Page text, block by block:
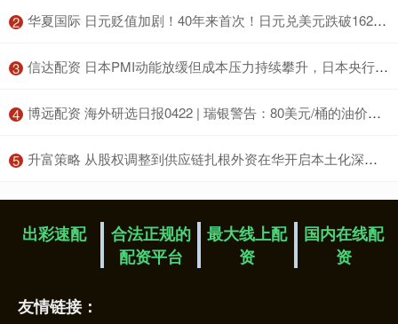
2 ​华夏国际 日元贬值加剧！40年来首次！日元兑美元跌破162关口
3 ​信达配资 日本PMI动能放缓但成本压力持续攀升，日本央行6月加息预期升温支撑日元
4 ​博远配资 海外研选日报0422 | 瑞银警告：80美元/桶的油价或成新常态
5 ​升富策略 从股权调整到供应链扎根外资在华开启本土化深耕新阶段
出彩速配
合法正规的
配资平台
最大线上配
资
国内在线配
资
友情链接：